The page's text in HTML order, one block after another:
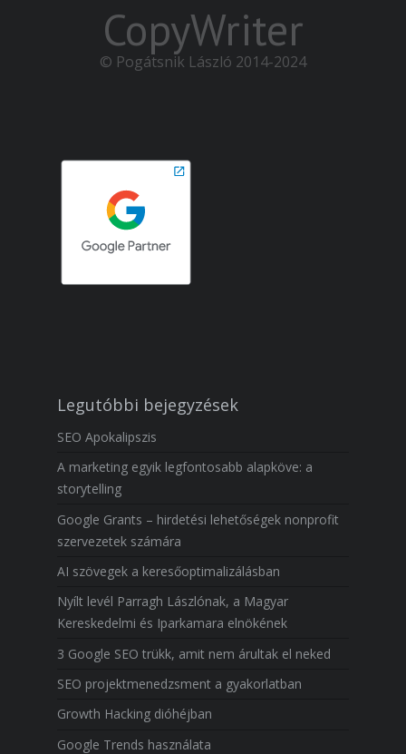
CopyWriter
© Pogátsnik László 2014-2024
Legutóbbi bejegyzések
SEO Apokalipszis
A marketing egyik legfontosabb alapköve: a
storytelling
Google Grants – hirdetési lehetőségek nonprofit
szervezetek számára
AI szövegek a keresőoptimalizálásban
Nyílt levél Parragh Lászlónak, a Magyar
Kereskedelmi és Iparkamara elnökének
3 Google SEO trükk, amit nem árultak el neked
SEO projektmenedzsment a gyakorlatban
Growth Hacking dióhéjban
Google Trends használata